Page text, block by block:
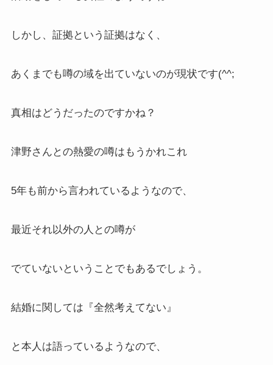
しかし、証拠という証拠はなく、
あくまでも噂の域を出ていないのが現状です(^^;
真相はどうだったのですかね？
津野さんとの熱愛の噂はもうかれこれ
5年も前から言われているようなので、
最近それ以外の人との噂が
でていないということでもあるでしょう。
結婚に関しては『全然考えてない』
と本人は語っているようなので、